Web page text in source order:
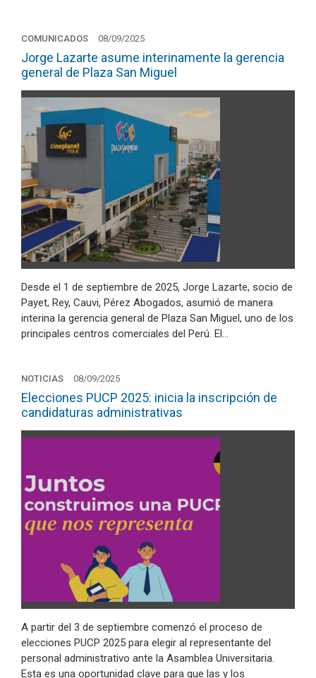
COMUNICADOS 08/09/2025
Jorge Lazarte asume interinamente la gerencia
general de Plaza San Miguel
Desde el 1 de septiembre de 2025, Jorge Lazarte, socio de
Payet, Rey, Cauvi, Pérez Abogados, asumió de manera
interina la gerencia general de Plaza San Miguel, uno de los
principales centros comerciales del Perú. El…
NOTICIAS 08/09/2025
Elecciones PUCP 2025: inicia la inscripción de
candidaturas administrativas
A partir del 3 de septiembre comenzó el proceso de
elecciones PUCP 2025 para elegir al representante del
personal administrativo ante la Asamblea Universitaria.
Esta es una oportunidad clave para que las y los